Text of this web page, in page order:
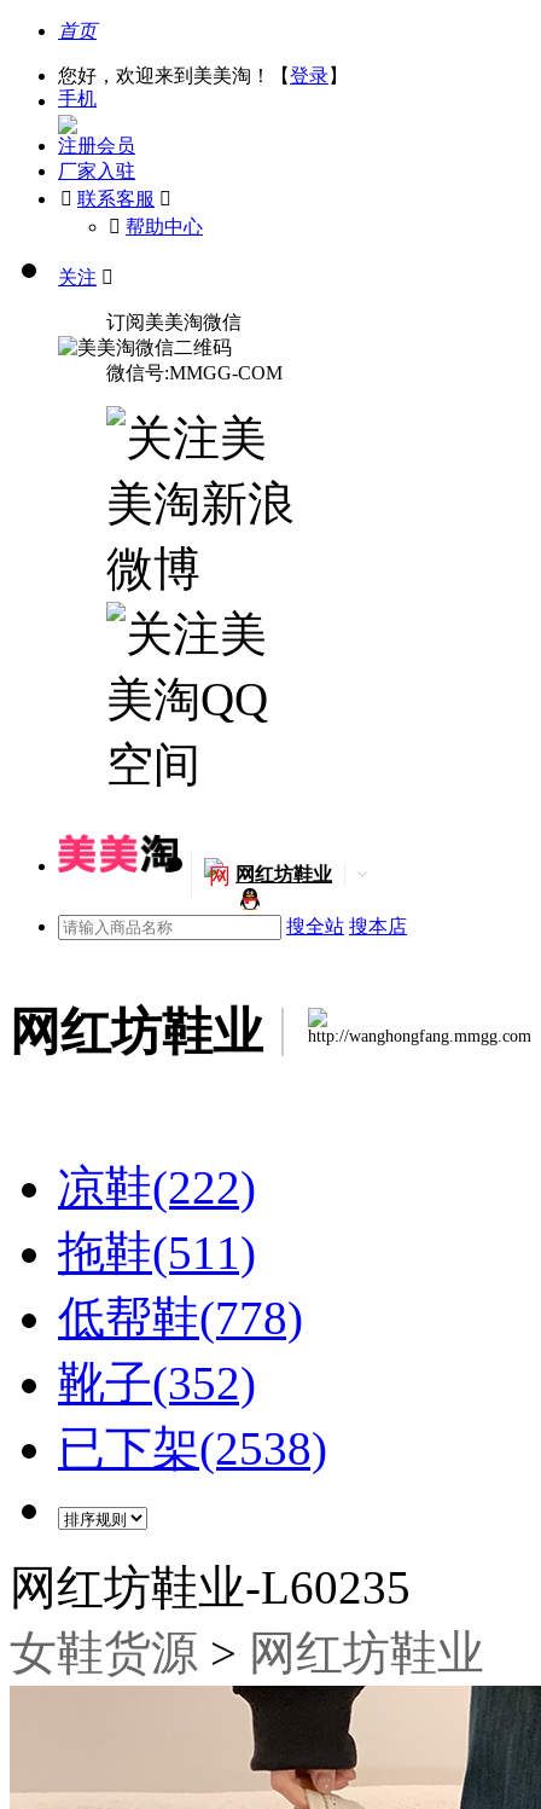
首页
您好，欢迎来到美美淘！【登录】
手机
注册会员
厂家入驻
 联系客服 
󰅃 帮助中心
关注 
订阅美美淘微信
微信号:MMGG-COM
网 网红坊鞋业
搜全站 搜本店
网红坊鞋业 http://wanghongfang.mmgg.com
凉鞋(222)
拖鞋(511)
低帮鞋(778)
靴子(352)
已下架(2538)
网红坊鞋业-L60235
女鞋货源 > 网红坊鞋业